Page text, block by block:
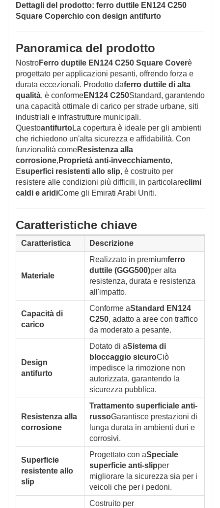
veicoli e pedoni.
Applicazione versatile: Ampiamente utilizzato per
industriali e infrastrutture municipali.
Dettagli del prodotto: ferro duttile EN124 C250
Square Coperchio con design antifurto
Panoramica del prodotto
NostroFerro duptile EN124 C250 Square Coverè
progettato per applicazioni pesanti, offrendo forza e
durata eccezionali. Prodotto daferro duttile di alta
qualità, è conformeEN124 C250Standard, garantendo
una capacità ottimale di carico per strade urbane, siti
industriali e infrastrutture municipali.
QuestoantifurtoLa copertura è ideale per gli ambienti
che richiedono un'alta sicurezza e affidabilità. Con
funzionalità comeResistenza alla
corrosione, Proprietà anti-invecchiamento,
Esuperfici resistenti allo slip, è costruito per
resistere alle condizioni più difficili, in particolareclimi
caldi e aridiCome gli Emirati Arabi Uniti.
Caratteristiche chiave
Caratteristica Descrizione
Materiale
Realizzato in premiumferro
duttile (GGG500)per alta
resistenza, durata e resistenza
all'impatto.
Capacità di
carico
Conforme aStandard EN124
C250, adatto a aree con traffico
da moderato a pesante.
Design
antifurto
Dotato di aSistema di
bloccaggio sicuroCiò
impedisce la rimozione non
autorizzata, garantendo la
sicurezza pubblica.
Resistenza alla
corrosione
Trattamento superficiale anti-
russoGarantisce prestazioni di
lunga durata in ambienti duri e
corrosivi.
Superficie
resistente allo
slip
Progettato con aSpeciale
superficie anti-slipper
migliorare la sicurezza sia per i
veicoli che per i pedoni.
Costruito per